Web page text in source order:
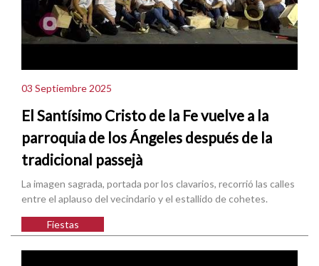
03 Septiembre 2025
El Santísimo Cristo de la Fe vuelve a la
parroquia de los Ángeles después de la
tradicional passejà
La imagen sagrada, portada por los clavarios, recorrió las calles
entre el aplauso del vecindario y el estallido de cohetes.
Fiestas